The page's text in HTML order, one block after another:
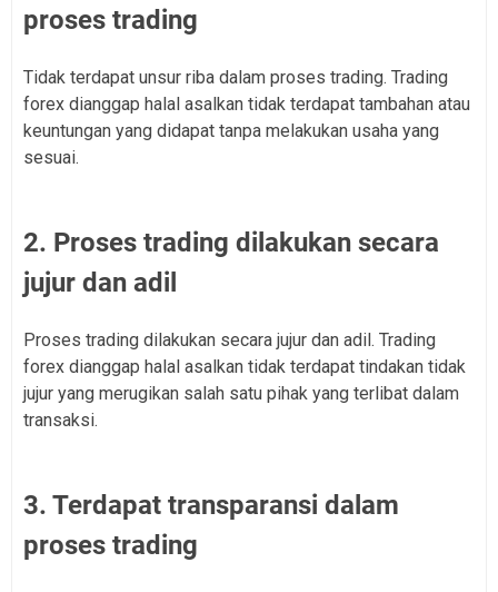
proses trading
Tidak terdapat unsur riba dalam proses trading. Trading
forex dianggap halal asalkan tidak terdapat tambahan atau
keuntungan yang didapat tanpa melakukan usaha yang
sesuai.
2. Proses trading dilakukan secara
jujur dan adil
Proses trading dilakukan secara jujur dan adil. Trading
forex dianggap halal asalkan tidak terdapat tindakan tidak
jujur yang merugikan salah satu pihak yang terlibat dalam
transaksi.
3. Terdapat transparansi dalam
proses trading